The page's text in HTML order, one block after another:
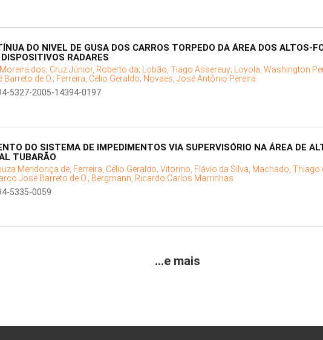
DO NIVEL DE GUSA DOS CARROS TORPEDO DA ÁREA DOS ALTOS-
RADARES
dos; Cruz Júnior, Roberto da; Lobão, Tiago Assereuy; Loyola, Washington
de O.; Ferreira, Célio Geraldo; Novaes, José Antônio Pereira
5327-2005-14394-0197
DO SISTEMA DE IMPEDIMENTOS VIA SUPERVISÓRIO NA ÁREA DE
TUBARÃO
Mendonça de; Ferreira, Célio Geraldo; Vitorino, Flávio da Silva; Machado, Thiago
José Barreto de O.; Bergmann, Ricardo Carlos Marrinhas
5335-0059
...e mais